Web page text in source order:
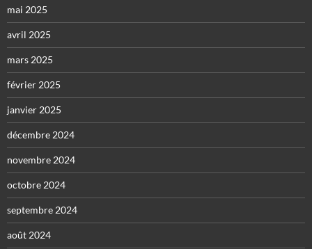
mai 2025
avril 2025
mars 2025
février 2025
janvier 2025
décembre 2024
novembre 2024
octobre 2024
septembre 2024
août 2024